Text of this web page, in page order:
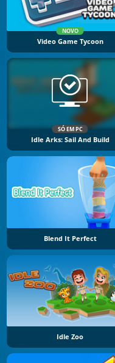
NOVO
Video Game Tycoon
SÓ EM PC
Idle Arks: Sail And Build
Blend It Perfect
Idle Zoo